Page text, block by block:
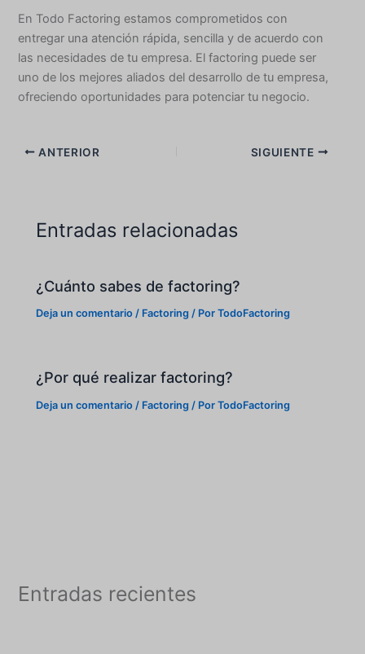
En Todo Factoring estamos comprometidos con
entregar una atención rápida, sencilla y de acuerdo con
las necesidades de tu empresa. El factoring puede ser
uno de los mejores aliados del desarrollo de tu empresa,
ofreciendo oportunidades para potenciar tu negocio.
ANTERIOR SIGUIENTE
Entradas relacionadas
¿Cuánto sabes de factoring?
Deja un comentario / Factoring / PorTodoFactoring
¿Por qué realizar factoring?
Deja un comentario / Factoring / PorTodoFactoring
Entradas recientes